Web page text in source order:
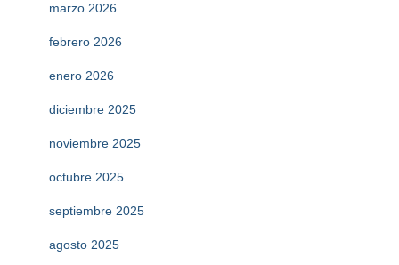
marzo 2026
febrero 2026
enero 2026
diciembre 2025
noviembre 2025
octubre 2025
septiembre 2025
agosto 2025